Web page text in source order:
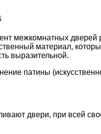
межкомнатных дверей
материал,
выразительной.
патины
двери, при всей